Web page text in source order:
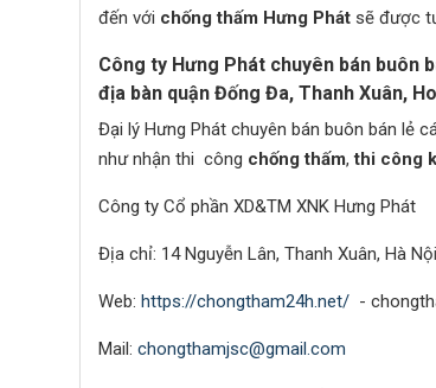
đến với chống thấm Hưng Phát sẽ được
Công ty Hưng Phát chuyên bán buôn
địa bàn quận Đống Đa, Thanh Xuân,
Đại lý Hưng Phát chuyên bán buôn bán lẻ
như nhận thi công chống thấm,thi công
Công ty Cổ phần XD&TM XNK Hưng Phát
Địa chỉ: 14 Nguyễn Lân, Thanh Xuân, Hà
Web: https://chongtham24h.net/ -
Mail: chongthamjsc@gmail.com